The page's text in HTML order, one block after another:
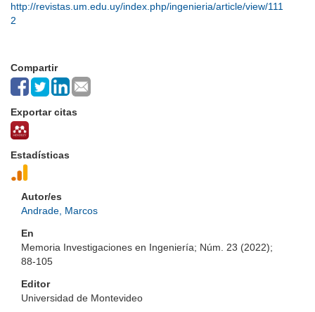
http://revistas.um.edu.uy/index.php/ingenieria/article/view/111
2
Compartir
Exportar citas
Estadísticas
Autor/es
Andrade, Marcos
En
Memoria Investigaciones en Ingeniería; Núm. 23 (2022);
88-105
Editor
Universidad de Montevideo